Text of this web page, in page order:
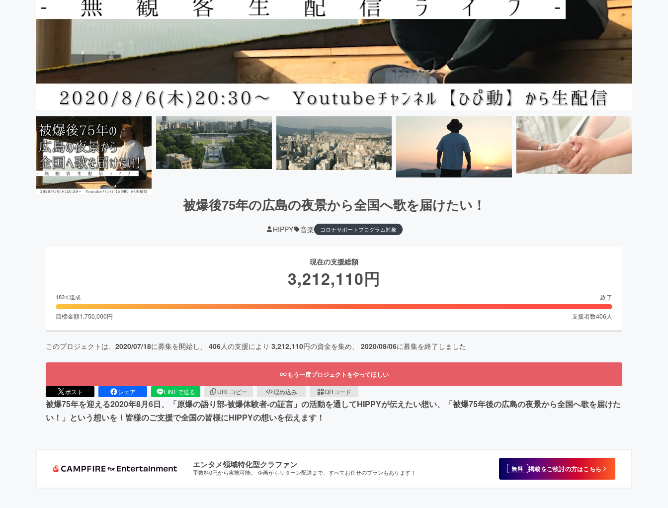
被爆後75年の広島の夜景から全国へ歌を届けたい！
HIPPY 音楽 コロナサポートプログラム対象
現在の支援総額
3,212,110円
183%達成 終了
目標金額1,750,000円 支援者数406 人
このプロジェクトは、 2020/07/18に募集を開始し、 406人の支援により 3,212,110円の資金を集め、 2020/08/06に募集を終了しました
もう一度プロジェクトをやってほしい
ポスト シェア LINEで送る URLコピー 埋め込み QRコード
被爆75年を迎える2020年8月6日、「原爆の語り部-被爆体験者-の証言」の活動を通してHIPPYが伝えたい想い、「被爆75年後の広島の夜景から全国へ歌を届けた
い！」という想いを！皆様のご支援で全国の皆様にHIPPYの想いを伝えます！
エンタメ領域特化型クラファン
手数料0円から実施可能。 企画からリターン配送まで、すべてお任せのプランもあります！ 無料 掲載をご検討の方はこちら